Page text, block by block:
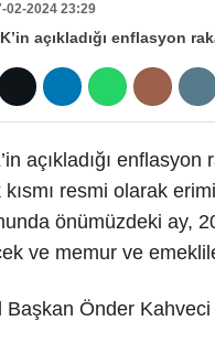
02-2024 23:29
açıkladığı
kısmı resmi olarak
önümüzdeki ay,
ve memur ve
Başkan Önder